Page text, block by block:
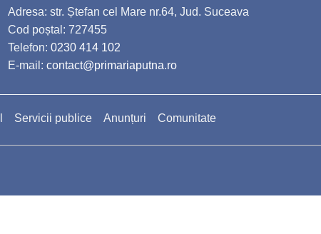
Adresa: str. Ștefan cel Mare nr.64, Jud. Suceava
Cod poștal: 727455
Telefon:0230 414 102
E-mail:contact@primariaputna.ro
Servicii publice Anunțuri Comunitate